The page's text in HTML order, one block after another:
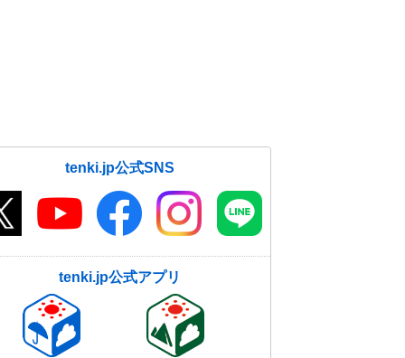
tenki.jp公式SNS
tenki.jp公式アプリ